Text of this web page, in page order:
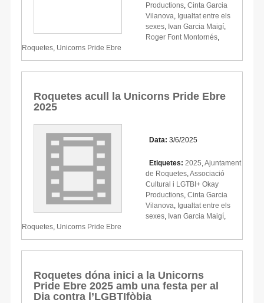
Productions Cinta Garcia
Vilanova Igualtat entre els
sexes Ivan Garcia Maigí
Roger Font Montornés
Roquetes Unicorns Pride Ebre
Roquetes acull la Unicorns Pride Ebre
2025
Data: 3/6/2025
Etiquetes: 2025 Ajuntament
de Roquetes Associació
Cultural i LGTBI+ Okay
Productions Cinta Garcia
Vilanova Igualtat entre els
sexes Ivan Garcia Maigí
Roquetes Unicorns Pride Ebre
Roquetes dóna inici a la Unicorns
Pride Ebre 2025 amb una festa per al
Dia contra l’LGBTIfòbia